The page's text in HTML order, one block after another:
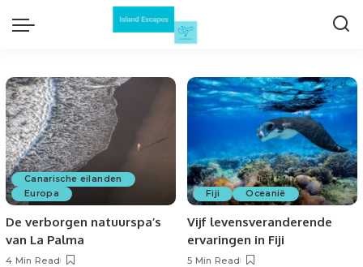
Canarische eilanden
Europa
De verborgen natuurspa’s
van La Palma
4 Min Read
Fiji Oceanië
Vijf levensveranderende
ervaringen in Fiji
5 Min Read